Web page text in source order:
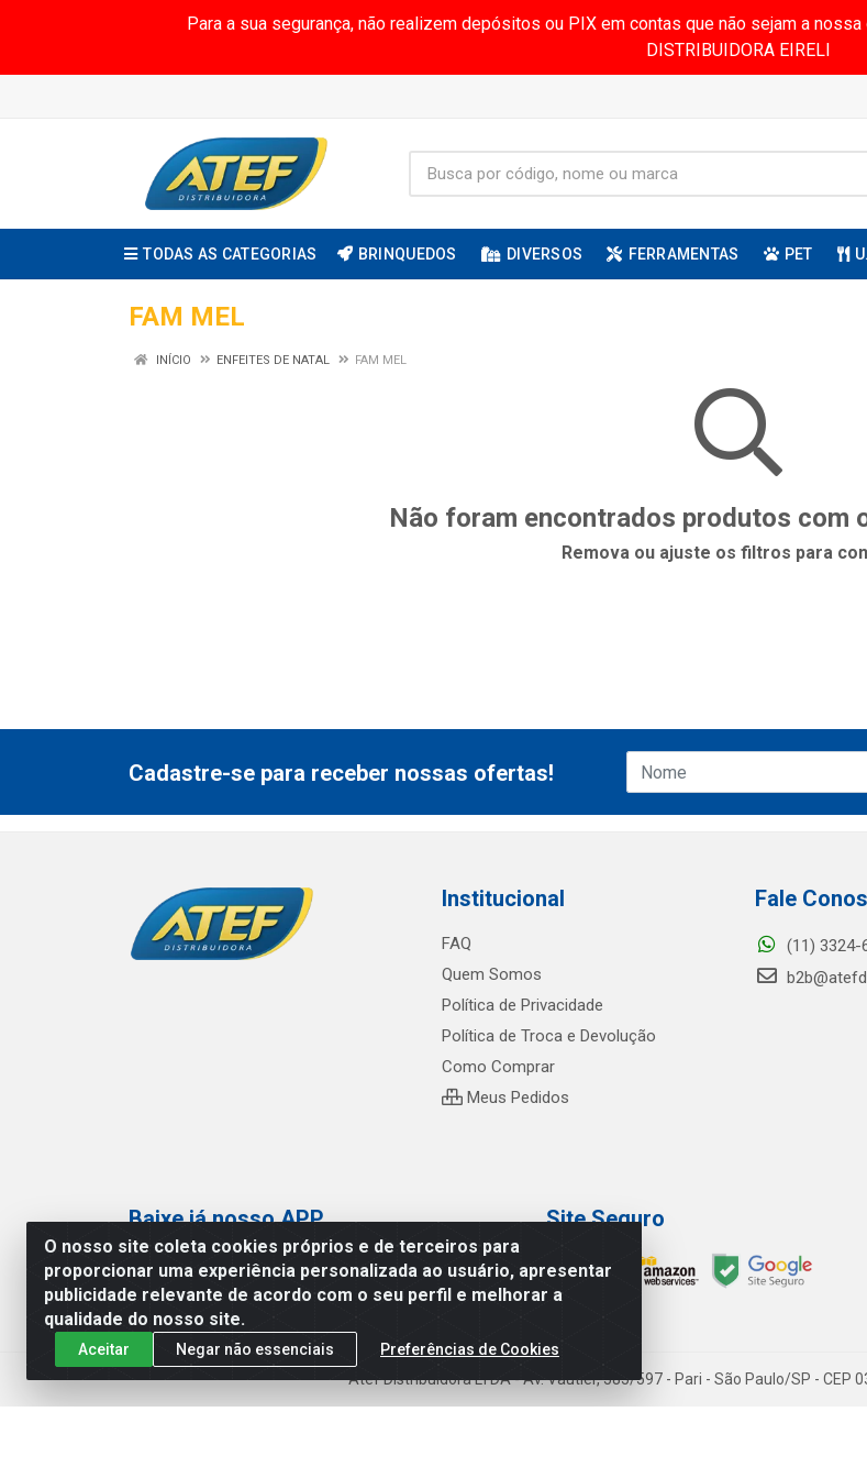
Para a sua segurança, não realizem depósitos ou PIX em contas que não sejam a
DISTRIBUIDORA EIRELI
TODAS AS CATEGORIAS BRINQUEDOS DIVERSOS FERRAMENTAS PET
FAM MEL
INÍCIO ENFEITES DE NATAL FAM MEL
Não foram encontrados produtos com
Remova ou ajuste os filtros para
O nosso site coleta cookies próprios e de terceiros para
proporcionar uma experiência personalizada ao usuário, apresentar
publicidade relevante de acordo com o seu perfil e melhorar a
qualidade do nosso site.
Aceitar Negar não essenciais Preferências de Cookies
Cadastre-se para receber nossas ofertas!
Institucional
FAQ
Quem Somos
Política de Privacidade
Política de Troca e Devolução
Como Comprar
Meus Pedidos
Fale
(11) 3324-
Baixe já nosso APP Site Seguro
Atef Distribuidora LTDA - Av. Vautier, 585/597 - Pari - São Paulo/SP - CEP